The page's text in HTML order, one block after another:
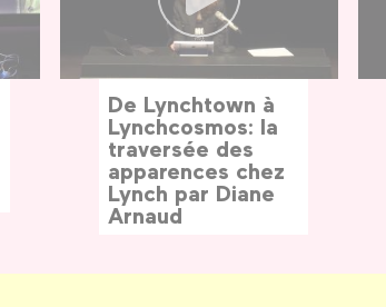
De Lynchtown à
Lynchcosmos: la
traversée des
apparences chez
Lynch par Diane
Arnaud